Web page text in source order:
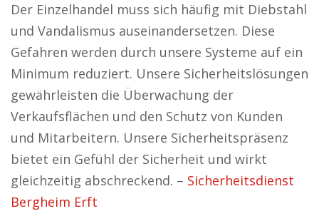
Der Einzelhandel muss sich häufig mit Diebstahl
und Vandalismus auseinandersetzen. Diese
Gefahren werden durch unsere Systeme auf ein
Minimum reduziert. Unsere Sicherheitslösungen
gewährleisten die Überwachung der
Verkaufsflächen und den Schutz von Kunden
und Mitarbeitern. Unsere Sicherheitspräsenz
bietet ein Gefühl der Sicherheit und wirkt
gleichzeitig abschreckend. – Sicherheitsdienst
Bergheim Erft